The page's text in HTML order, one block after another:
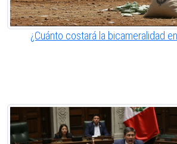
¿Cuánto costará la bicameralidad